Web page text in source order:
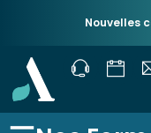
Nouvelles